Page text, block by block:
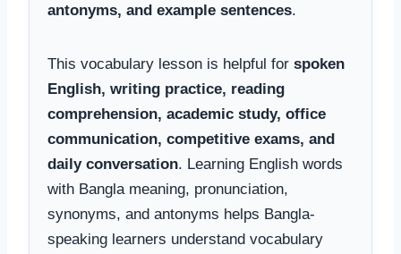
antonyms, and example sentences.
This vocabulary lesson is helpful for spoken
English, writing practice, reading
comprehension, academic study, office
communication, competitive exams, and
daily conversation. Learning English words
with Bangla meaning, pronunciation,
synonyms, and antonyms helps Bangla-
speaking learners understand vocabulary